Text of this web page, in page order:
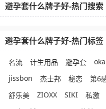
避孕套什么牌子好-热门搜索
避孕套什么牌子好-热门标签
名流 计生用品 避孕套
jissbon
杰士邦 秘恋 第6
舒乐美
ZIOXX SIKI 私激